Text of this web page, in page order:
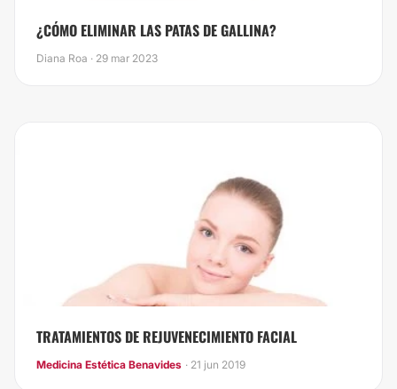
¿CÓMO ELIMINAR LAS PATAS DE GALLINA?
Diana Roa · 29 mar 2023
TRATAMIENTOS DE REJUVENECIMIENTO FACIAL
Medicina Estética Benavides · 21 jun 2019